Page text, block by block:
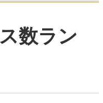
数ラン